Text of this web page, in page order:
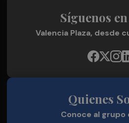
Síguenos
Valencia Plaza, desde
Quienes
Conoce al grupo